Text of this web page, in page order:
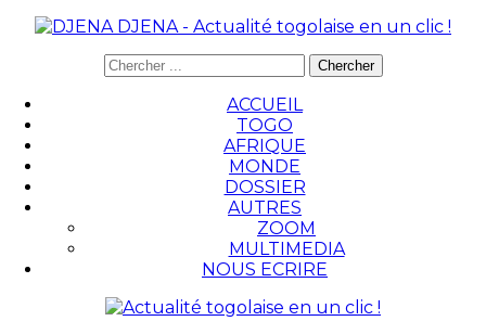
DJENA - Actualité togolaise en un clic !
ACCUEIL
TOGO
AFRIQUE
MONDE
DOSSIER
AUTRES
ZOOM
MULTIMEDIA
NOUS ECRIRE